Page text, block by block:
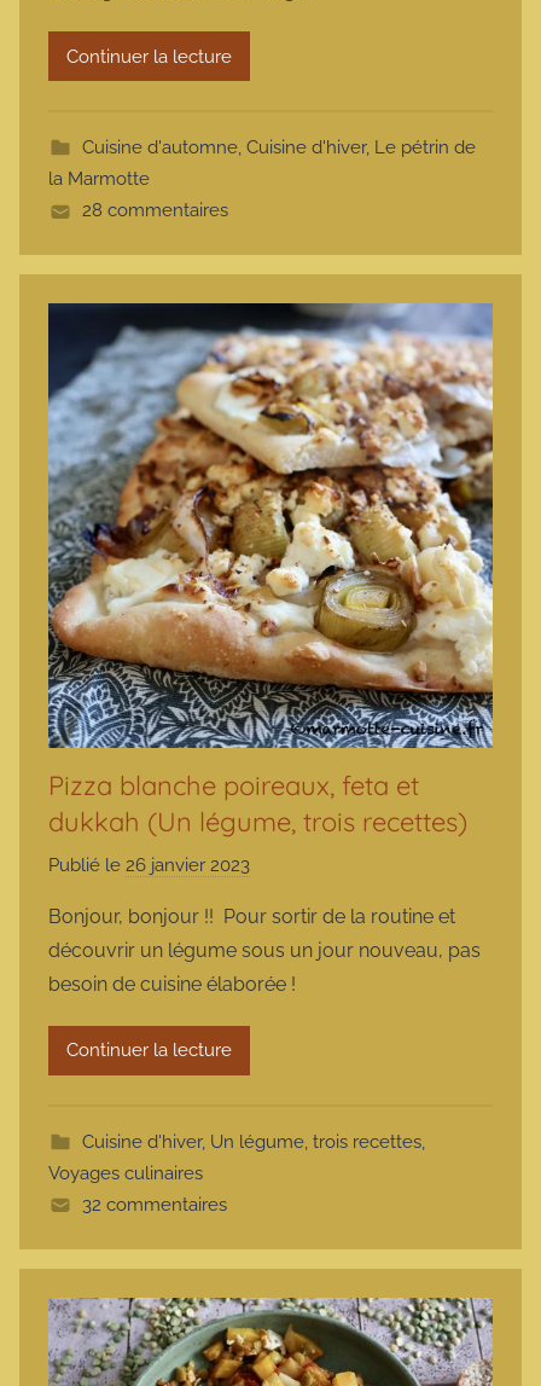
r
t
Continuer la lecture
Cuisine d'automne, Cuisine d'hiver, Le pétrin de
la Marmotte
28 commentaires
Pizza blanche poireaux, feta et
dukkah (Un légume, trois recettes)
Publié le 26 janvier 2023
r
m
a
t
Bonjour, bonjour !! Pour sortir de la routine et
découvrir un légume sous un jour nouveau, pas
besoin de cuisine élaborée !
Continuer la lecture
Cuisine d'hiver, Un légume, trois recettes,
Voyages culinaires
32 commentaires